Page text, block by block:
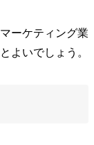
ーケティング業
よいでしょう。